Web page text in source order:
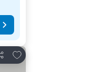
Hozzáadás a kedvencekhez